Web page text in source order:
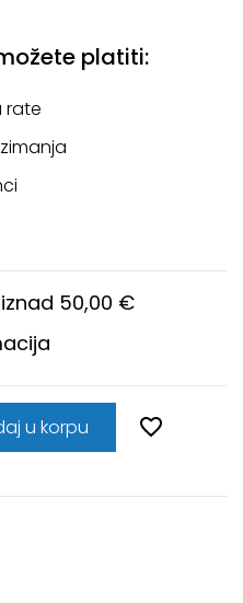
platiti:
rate
50,00 €
u korpu